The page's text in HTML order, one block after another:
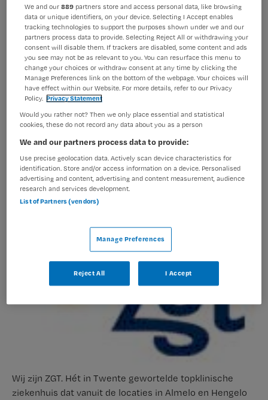
Ziekenhuis Vaste aanstelling
PLAATSINGSDATUM
7 januari 2025
NIVEAU
HBO
Niet nader bepaald
DIENSTVERBAND
Fulltime
Vacature niet beschikbaar
Deze vacature Kinderverpleegkundige bij ZGT is niet
meer actueel. Hieronder staan enkele vergelijkbare
vacatures die voor u wellicht interessant zijn.
Wij zijn ZGT. Hét in Twente gewortelde topklinische
ziekenhuis dat vanuit de locaties in Almelo en Hengelo
We and our889 partners store and access personal data, like browsing
data or unique identifiers, on your device. Selecting I Accept enables
tracking technologies to support the purposes shown under we and our
partners process data to provide. Selecting Reject All or withdrawing your
consent will disable them. If trackers are disabled, some content and ads
you see may not be as relevant to you. You can resurface this menu to
change your choices or withdraw consent at any time by clicking the
Manage Preferences link on the bottom of the webpage. Your choices will
have effect within our Website. For more details, refer to our Privacy
Policy. Privacy Statement
Would you rather not? Then we only place essential and statistical
cookies, these do not record any data about you as a person
We and our partners process data to provide:
Use precise geolocation data. Actively scan device characteristics for
identification. Store and/or access information on a device. Personalised
advertising and content, advertising and content measurement, audience
research and services development.
List of Partners (vendors)
Manage Preferences
Reject All I Accept